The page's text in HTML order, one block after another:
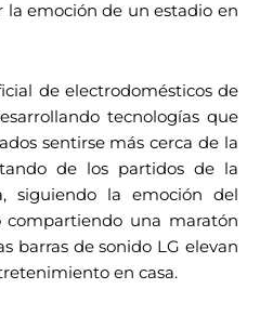
la emoción de un estadio en
de electrodomésticos de
tecnologías que
sentirse más cerca de la
de los partidos de la
siguiendo la emoción del
una maratón
barras de sonido LG elevan
en casa.